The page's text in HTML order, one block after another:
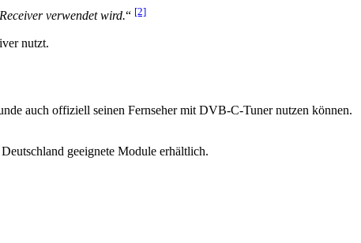
verwendet wird.“ [2]
nutzt.
auch offiziell seinen Fernseher mit DVB-C-Tuner nutzen können.
geeignete Module erhältlich.